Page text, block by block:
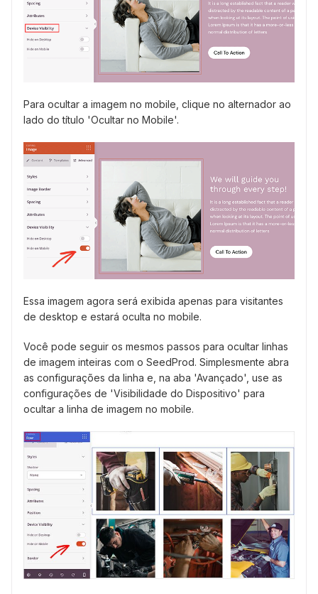
Para ocultar a imagem no mobile, clique no alternador ao
lado do título 'Ocultar no Mobile'.
Essa imagem agora será exibida apenas para visitantes
de desktop e estará oculta no mobile.
Você pode seguir os mesmos passos para ocultar linhas
de imagem inteiras com o SeedProd. Simplesmente abra
as configurações da linha e, na aba 'Avançado', use as
configurações de 'Visibilidade do Dispositivo' para
ocultar a linha de imagem no mobile.